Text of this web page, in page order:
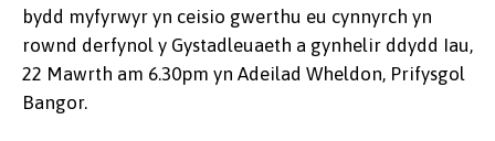
bydd myfyrwyr yn ceisio gwerthu eu cynnyrch yn
rownd derfynol y Gystadleuaeth a gynhelir ddydd Iau,
22 Mawrth am 6.30pm yn Adeilad Wheldon, Prifysgol
Bangor.